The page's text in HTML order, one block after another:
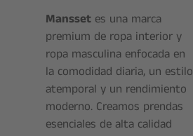
Mansset es una marca
premium de ropa interior y
ropa masculina enfocada en
la comodidad diaria, un estilo
atemporal y un rendimiento
moderno. Creamos prendas
esenciales de alta calidad